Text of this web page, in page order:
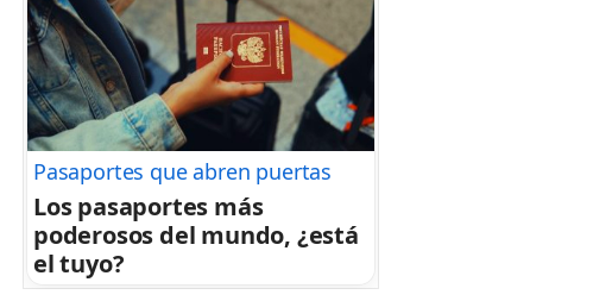
Pasaportes que abren puertas
Los pasaportes más
poderosos del mundo, ¿está
el tuyo?